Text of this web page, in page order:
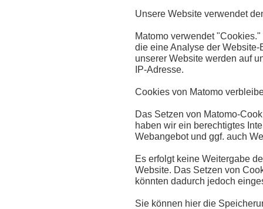
Unsere Website verwendet
Matomo verwendet
die eine Analyse der
unserer Website werden auf
IP-Adresse.
Cookies von Matomo
Das Setzen von Matomo-
haben wir ein berechtigtes
Webangebot und ggf. auch
Es erfolgt keine Weitergabe
Website. Das Setzen von
könnten dadurch jedoch
Sie können hier die